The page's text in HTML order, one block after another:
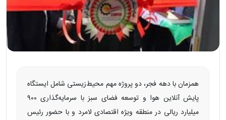
همزمان با دهه فجر، دو پروژه مهم محیط‌زیستی شامل ایستگاه
پایش آنلاین هوا و توسعه فضای سبز با سرمایه‌گذاری ۹۰۰
میلیارد ریالی در منطقه ویژه اقتصادی لامرد و با حضور رئیس